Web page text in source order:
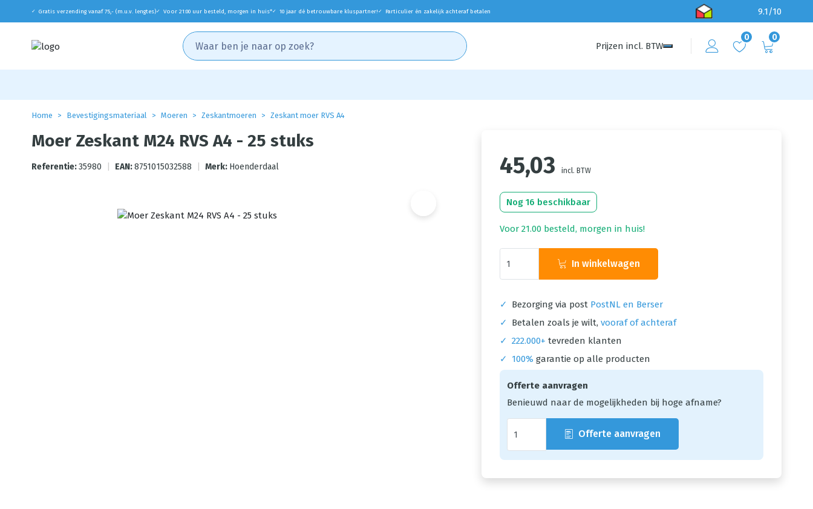
✓ Gratis verzending vanaf 75,- (m.u.v. lengtes)✓ Voor 21:00 uur besteld, morgen in huis*✓ 10 jaar dé betrouwbare kluspartner! ✓ Particulier én zakelijk achteraf betalen 9.1/10
Prijzen incl. BTW
0 0
Home Bevestigingsmateriaal Moeren Zeskantmoeren Zeskant moer RVS A4
Moer Zeskant M24 RVS A4 - 25 stuks
Referentie:35980 EAN:8751015032588 Merk: Hoenderdaal 45,03 incl. BTW
Nog 16 beschikbaar
Voor 21.00 besteld, morgen in huis!
In winkelwagen
✓ Bezorging via post PostNL en Berser
✓
Betalen zoals je wilt, vooraf of achteraf
✓ 222.000+ tevreden klanten
✓
100% garantie op alle producten
Offerte aanvragen
Benieuwd naar de mogelijkheden bij hoge afname?
Offerte aanvragen